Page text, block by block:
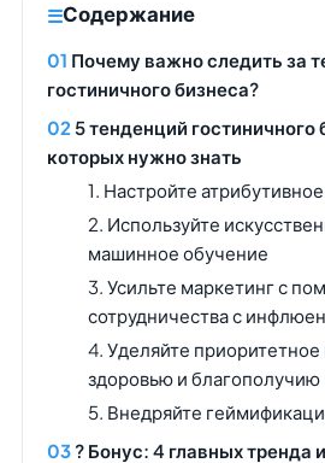
Содержание
Почему важно следить за
гостиничного бизнеса?
5 тенденций гостиничного
которых нужно знать
1. Настройте
2. Используйте
машинное обучение
3. Усильте маркетинг с
сотрудничества с
4. Уделяйте
здоровью и благополучию
5. Внедряйте
? Бонус: 4 главных тренда